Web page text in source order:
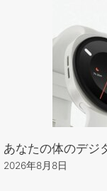
あなたの体のデジ
2026年8月8日